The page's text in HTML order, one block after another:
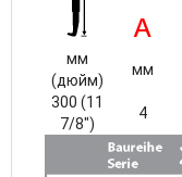
мм
(дюйм)
мм
300 (11
7/8")
4